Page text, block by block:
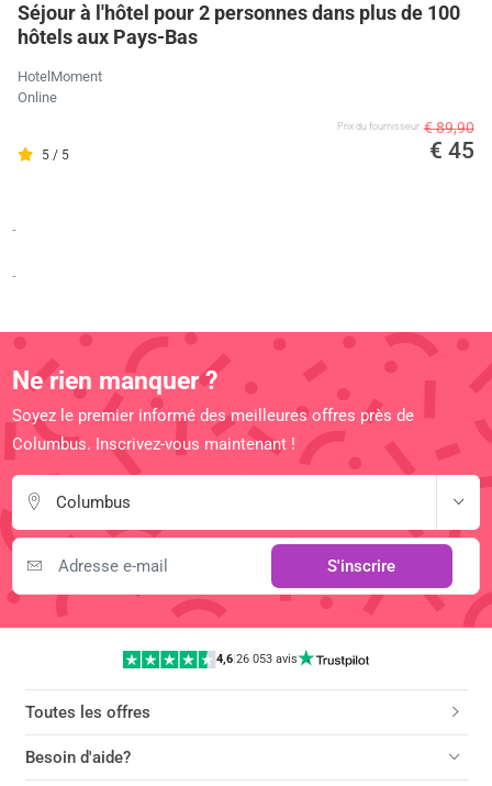
Séjour à l'hôtel pour 2 personnes dans plus de 100
hôtels aux Pays-Bas
HotelMoment
Online
5 / 5
Prix ​​du fournisseur € 89,90
€ 45
-
-
Ne rien manquer ?
Soyez le premier informé des meilleures offres près de
Columbus. Inscrivez-vous maintenant !
Columbus
S'inscrire
4,6 |26 053 avis
Toutes les offres
Besoin d'aide?